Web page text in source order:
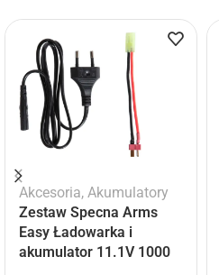
Akcesoria, Akumulatory
Zestaw Specna Arms
Easy Ładowarka i
akumulator 11.1V 1000